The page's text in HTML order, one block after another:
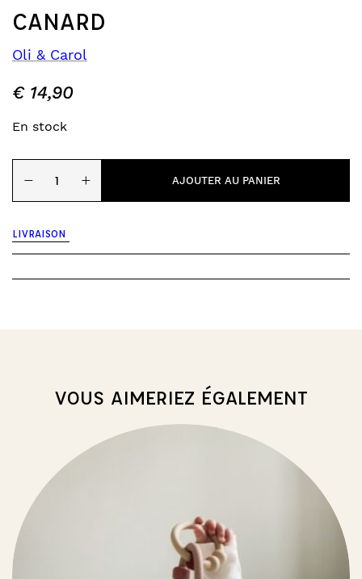
CANARD
Oli & Carol
€14,90
En stock
de
bain
-
Elvis
− + AJOUTER AU PANIER
LIVRAISON
VOUS AIMERIEZ ÉGALEMENT